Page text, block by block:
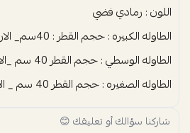
اللون : رمادي فضي
الطاوله الكبيره : حجم القطر : 40سم_ الارتفاع 50 سم
الطاوله الوسطي : حجم القطر 40 سم _الارتفاع 47 سم
الطاوله الصغيره : حجم القطر 40 سم _ الارتفاع 40 سم